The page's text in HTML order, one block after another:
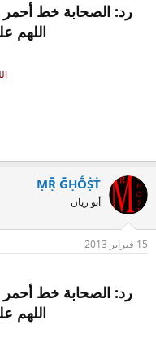
رد: الصحابة خط
اللهم
ṂṜ ḠḤṒṨṪ
أبو ريان
15 فبراير 2013
رد: الصحابة خط
اللهم